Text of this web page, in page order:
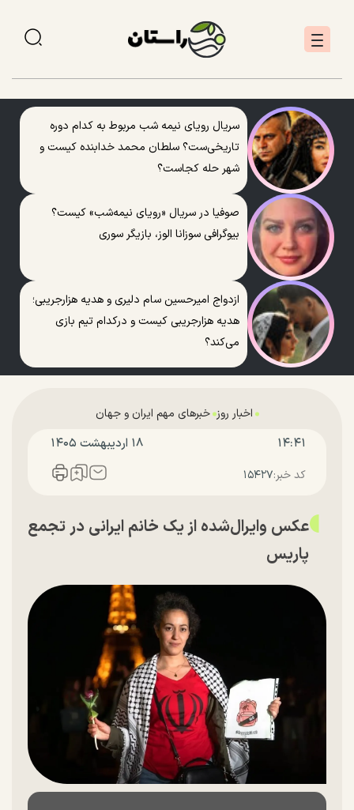
سریال رویای نیمه شب مربوط به کدام دوره
تاریخی‌ست؟ سلطان محمد خدابنده کیست و
شهر حله کجاست؟
صوفیا در سریال «رویای نیمه‌شب» کیست؟
بیوگرافی سوزانا الوز، بازیگر سوری
ازدواج امیرحسین سام دلیری و هدیه هزارجریبی؛
هدیه هزارجریبی کیست و درکدام تیم بازی
می‌کند؟
اخبار روز خبرهای مهم ایران و جهان
۱۴:۴۱ ۱۸ ارديبهشت ۱۴۰۵
کد خبر:۱۵۴۲۷
عکس وایرال‌شده از یک خانم ایرانی در تجمع
پاریس